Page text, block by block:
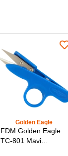
Golden Eagle
FDM Golden Eagle
TC-801 Mavi